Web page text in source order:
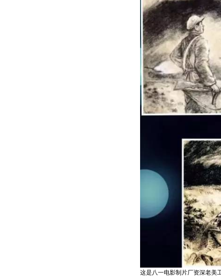
这是八一电影制片厂资深老美